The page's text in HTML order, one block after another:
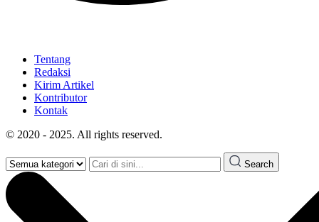
Tentang
Redaksi
Kirim Artikel
Kontributor
Kontak
© 2020 - 2025. All rights reserved.
Search